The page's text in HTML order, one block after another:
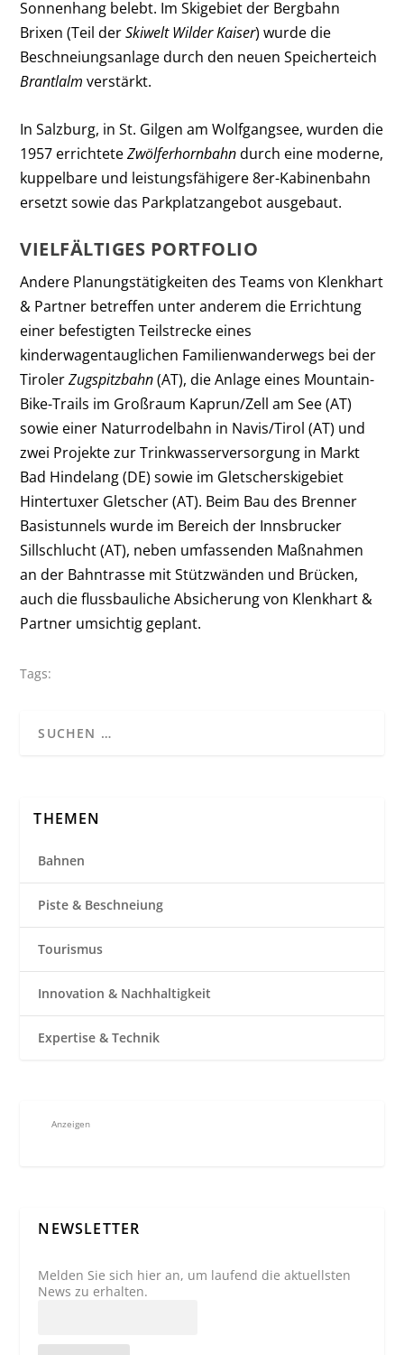
Sonnenhang belebt. Im Skigebiet der Bergbahn
Brixen (Teil derSkiwelt Wilder Kaiser) wurde die
Beschneiungsanlage durch den neuen Speicherteich
Brantlalmverstärkt.
In Salzburg, in St. Gilgen am Wolfgangsee, wurden die
1957 errichteteZwölferhornbahndurch eine moderne,
kuppelbare und leistungsfähigere 8er-Kabinenbahn
ersetzt sowie das Parkplatzangebot ausgebaut.
VIELFÄLTIGES PORTFOLIO
Andere Planungstätigkeiten des Teams von Klenkhart
& Partner betreffen unter anderem die Errichtung
einer befestigten Teilstrecke eines
kinderwagentauglichen Familienwanderwegs bei der
TirolerZugspitzbahn(AT), die Anlage eines Mountain-
Bike-Trails im Großraum Kaprun/Zell am See (AT)
sowie einer Naturrodelbahn in Navis/Tirol (AT) und
zwei Projekte zur Trinkwasserversorgung in Markt
Bad Hindelang (DE) sowie im Gletscherskigebiet
Hintertuxer Gletscher (AT). Beim Bau des Brenner
Basistunnels wurde im Bereich der Innsbrucker
Sillschlucht (AT), neben umfassenden Maßnahmen
an der Bahntrasse mit Stützwänden und Brücken,
auch die flussbauliche Absicherungvon Klenkhart &
Partner umsichtig geplant.
Tags:
THEMEN
Bahnen
Piste & Beschneiung
Tourismus
Innovation & Nachhaltigkeit
Expertise & Technik
Anzeigen
NEWSLETTER
Melden Sie sich hier an, um laufend die aktuellsten
News zu erhalten.